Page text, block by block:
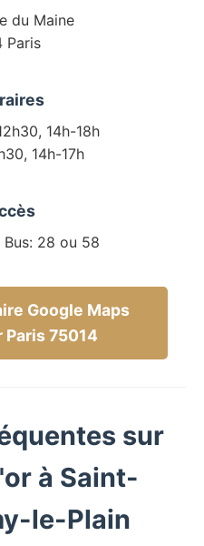
du Maine
Paris
14h-18h
14h-17h
28 ou 58
Google Maps
75014
sur
à Saint-
le-Plain